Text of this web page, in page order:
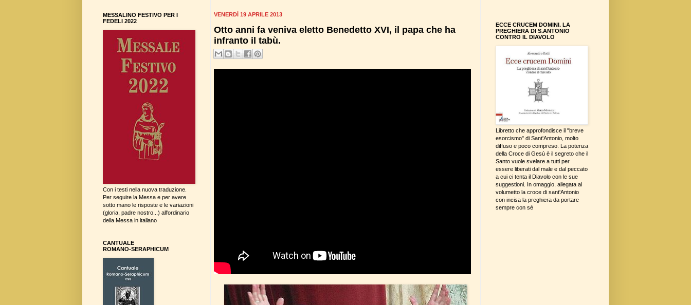
VENERDÌ 19 APRILE 2013
Otto anni fa veniva eletto Benedetto XVI, il papa che ha
infranto il tabù.
MESSALINO FESTIVO PER I
FEDELI 2022
Con i testi nella nuova traduzione.
Per seguire la Messa e per avere
sotto mano le risposte e le variazioni
(gloria, padre nostro...) all'ordinario
della Messa in italiano
CANTUALE
ROMANO-SERAPHICUM
ECCE CRUCEM DOMINI. LA
PREGHIERA DI S.ANTONIO
CONTRO IL DIAVOLO
Libretto che approfondisce il "breve
esorcismo" di Sant'Antonio, molto
diffuso e poco compreso. La potenza
della Croce di Gesù è il segreto che il
Santo vuole svelare a tutti per
essere liberati dal male e dal peccato
a cui ci tenta il Diavolo con le sue
suggestioni. In omaggio, allegata al
volumetto la croce di sant'Antonio
con incisa la preghiera da portare
sempre con sé